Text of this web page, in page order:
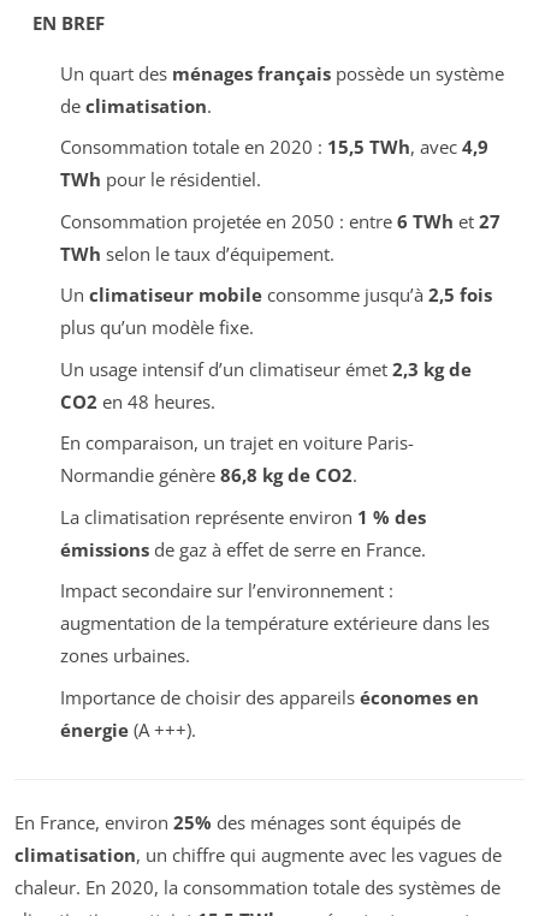
EN BREF
Un quart des ménages françaispossède un système
de climatisation.
Consommation totale en 2020 : 15,5 TWh, avec 4,9
TWh pour le résidentiel.
Consommation projetée en 2050 : entre 6 TWh et 27
TWh selon le taux d’équipement.
Un climatiseur mobileconsomme jusqu’à 2,5 fois
plus qu’un modèle fixe.
Un usage intensif d’un climatiseur émet 2,3 kg de
CO2 en 48 heures.
En comparaison, un trajet en voiture Paris-
Normandie génère 86,8 kg de CO2.
La climatisation représente environ 1 % des
émissionsde gaz à effet de serre en France.
Impact secondaire sur l’environnement :
augmentation de la température extérieure dans les
zones urbaines.
Importance de choisir des appareils économes en
énergie(A +++).
En France, environ 25% des ménages sont équipés de
climatisation, un chiffre qui augmente avec les vagues de
chaleur. En 2020, la consommation totale des systèmes de